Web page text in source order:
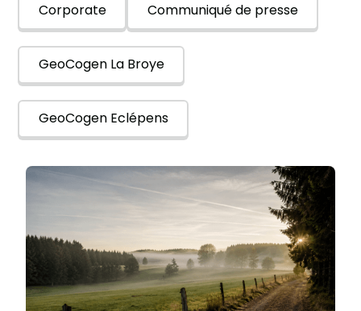
Corporate Communiqué de presse
GeoCogen La Broye
GeoCogen Eclépens